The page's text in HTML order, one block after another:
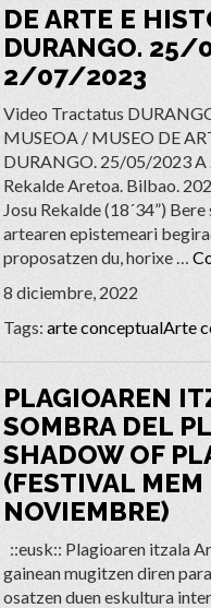
DE ARTE E
DURANGO.
2/07/2023
Video Tractatus
MUSEOA / MUSEO DE
DURANGO. 25/05/2023
Rekalde Aretoa. Bilbao.
Josu Rekalde (18´34”)
artearen epistemeari
proposatzen du, horixe …
8 diciembre, 2022
Tags: arte conceptualArte
PLAGIOAREN
SOMBRA DEL
SHADOW OF
(FESTIVAL
NOVIEMBRE)
::eusk:: Plagioaren itzala
gainean mugitzen diren
osatzen duen eskultura